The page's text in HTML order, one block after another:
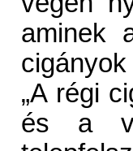
aminek
cigányok
„A régi
és a